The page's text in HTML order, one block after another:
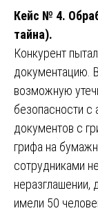
Кейс № 4.
тайна).
Конкурент
документацию.
возможную
безопасности
документов с
грифа на
сотрудниками
неразглашении,
имели 50